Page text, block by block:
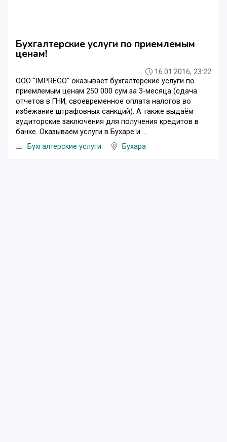
Бухгалтерские услуги по приемлемым
ценам!
16.01.2016, 23:22
ООО "IMPREGO" оказывает бухгалтерские услуги по
приемлемым ценам 250 000 сум за 3-месяца (сдача
отчетов в ГНИ, своевременное оплата налогов во
избежание штрафовных санкций). А также выдаём
аудиторские заключения для получения кредитов в
банке. Оказываем услуги в Бухаре и ...
Бухгалтерские услуги
Бухара